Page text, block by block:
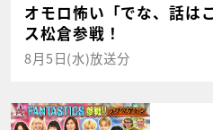
オモロ怖い「でな、話は
ス松倉参戦！
8月5日(水)放送分